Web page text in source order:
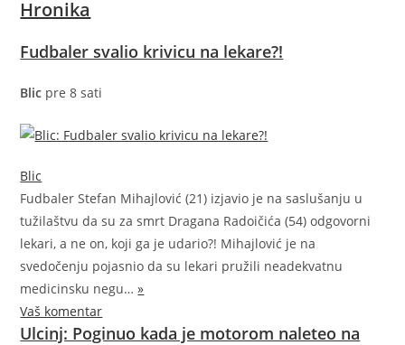
Hronika
Fudbaler svalio krivicu na lekare?!
Blic pre 8 sati
Blic
Fudbaler Stefan Mihajlović (21) izjavio je na saslušanju u
tužilaštvu da su za smrt Dragana Radoičića (54) odgovorni
lekari, a ne on, koji ga je udario?! Mihajlović je na
svedočenju pojasnio da su lekari pružili neadekvatnu
medicinsku negu…»
Vaš komentar
Ulcinj: Poginuo kada je motorom naleteo na